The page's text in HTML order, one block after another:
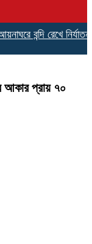
বন্দি রেখে নির্যাতন
আকার প্রায় ৭০